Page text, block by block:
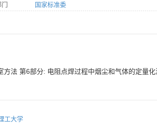
国家标准委
法 第6部分: 电阻点焊过程中烟尘和气体的定量化
工大学